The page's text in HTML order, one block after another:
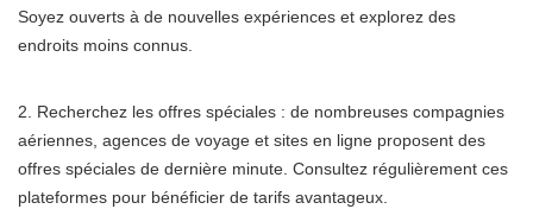
Soyez ouverts à de nouvelles expériences et explorez des
endroits moins connus.
2. Recherchez les offres spéciales : de nombreuses compagnies
aériennes, agences de voyage et sites en ligne proposent des
offres spéciales de dernière minute. Consultez régulièrement ces
plateformes pour bénéficier de tarifs avantageux.